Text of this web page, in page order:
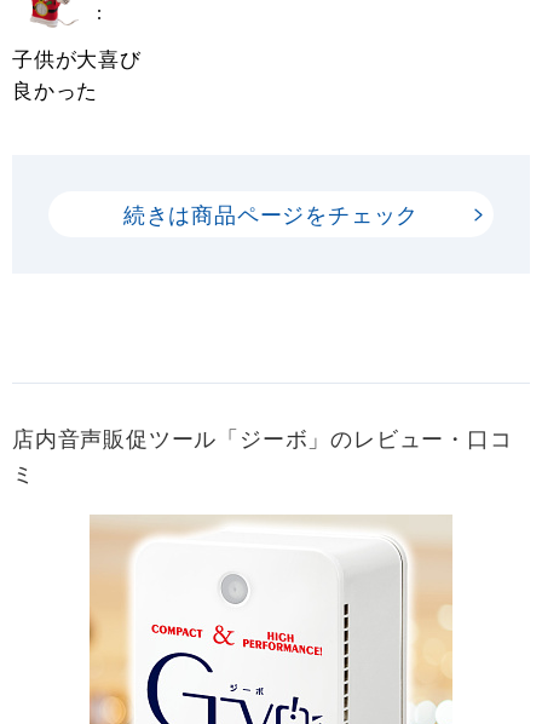
:
子供が大喜び
良かった
続きは商品ページをチェック
店内音声販促ツール「ジーボ」のレビュー・口コ
ミ